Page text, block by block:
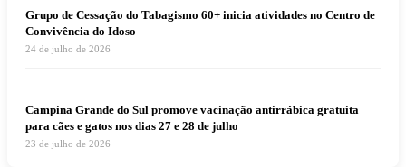
Grupo de Cessação do Tabagismo 60+ inicia atividades no Centro de
Convivência do Idoso
24 de julho de 2026
Campina Grande do Sul promove vacinação antirrábica gratuita
para cães e gatos nos dias 27 e 28 de julho
23 de julho de 2026